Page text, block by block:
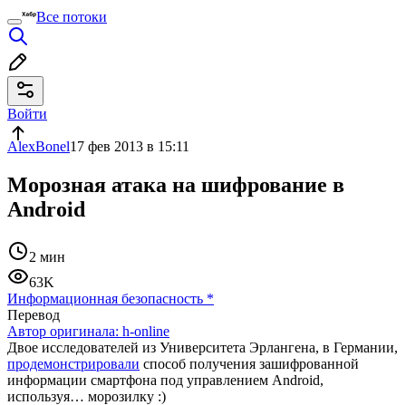
Все потоки
Войти
AlexBonel17 фев 2013 в 15:11
Морозная атака на шифрование в
Android
2 мин
63K
Информационная безопасность *
Перевод
Автор оригинала: h-online
Двое исследователей из Университета Эрлангена, в Германии,
продемонстрировали способ получения зашифрованной
информации смартфона под управлением Android,
используя… морозилку :)